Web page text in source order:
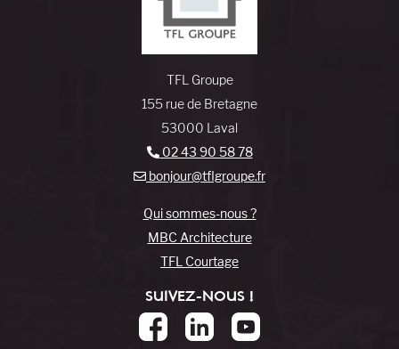
TFL Groupe
155 rue de Bretagne
53000 Laval
02 43 90 58 78
bonjour@tflgroupe.fr
Qui sommes-nous ?
MBC Architecture
TFL Courtage
SUIVEZ-NOUS !